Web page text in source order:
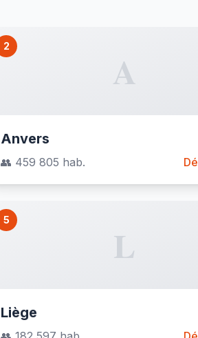
2
A
Anvers
👥 459 805 hab.
5
L
Liège